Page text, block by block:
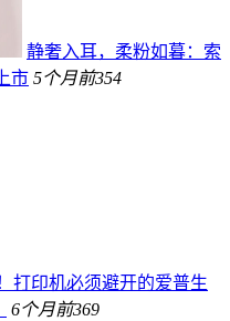
静奢入耳，柔粉如暮：索
市 5个月前354
打印机必须避开的爱普生
6个月前369